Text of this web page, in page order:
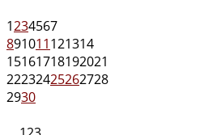
1234567
891011121314
15161718192021
22232425262728
2930